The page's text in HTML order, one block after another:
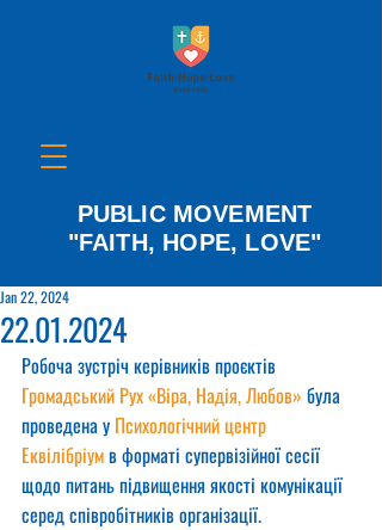
PUBLIC MOVEMENT
"FAITH, HOPE, LOVE"
22.01.2024
Jan 22, 2024
Робоча зустріч керівників проєктів
Громадський Рух «Віра, Надія, Любов» була
проведена у Психологічний центр
Еквілібріум в форматі супервізійної сесії
щодо питань підвищення якості комунікації
серед співробітників організації.